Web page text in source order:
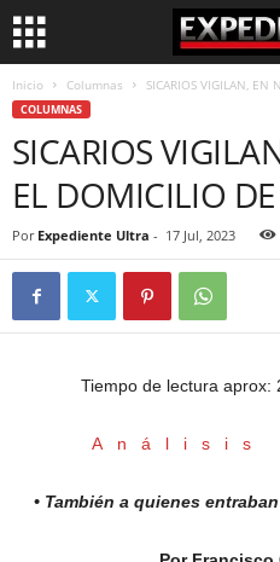
Inicio Columnas SICARIOS VIGILAN, EN
COLUMNAS
SICARIOS
EL DOMICILIO
Por Expediente Ultra - 17 Jul, 2023
Tiempo de lectura aprox:
Análisis
• También a quienes